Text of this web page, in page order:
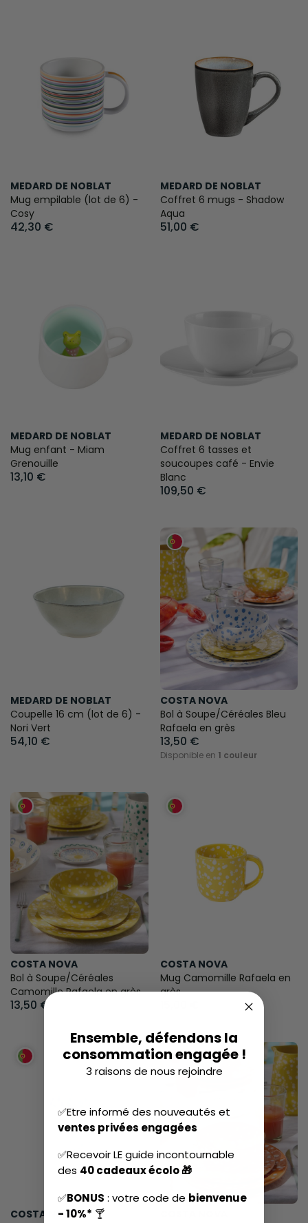
MEDARD DE NOBLAT
Mug empilable (lot de 6) -
Cosy
42,30 €
MEDARD DE NOBLAT
Coffret 6 mugs - Shadow
Aqua
51,00 €
MEDARD DE NOBLAT
Mug enfant - Miam
Grenouille
13,10 €
MEDARD DE NOBLAT
Coffret 6 tasses et
soucoupes café - Envie
Blanc
109,50 €
MEDARD DE NOBLAT
Coupelle 16 cm (lot de 6) -
Nori Vert
54,10 €
COSTA NOVA
Bol à Soupe/Céréales Bleu
Rafaela en grès
13,50 €
Disponible en 1 couleur
COSTA NOVA
Bol à Soupe/Céréales
Camomille Rafaela en grès
13,50 €
COSTA NOVA
Mug Camomille Rafaela en
grès
COSTA NOVA
Ensemble, défendons la
consommation engagée !
3 raisons de nous rejoindre
✅Etre informé des nouveautés et
ventes privées engagées
✅Recevoir LE guide incontournable
des 40 cadeaux écolo 🎁
✅BONUS : votre code de bienvenue
- 10%* 🍸